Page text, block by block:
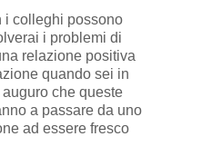
i colleghi possono
i problemi di
relazione positiva
quando sei in
che queste
a passare da uno
ad essere fresco